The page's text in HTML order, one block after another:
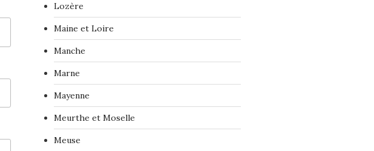
Lozère
Maine et Loire
Manche
Marne
Mayenne
Meurthe et Moselle
Meuse